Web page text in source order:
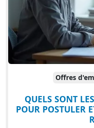
Offres
QUELS SONT
POUR POSTULER